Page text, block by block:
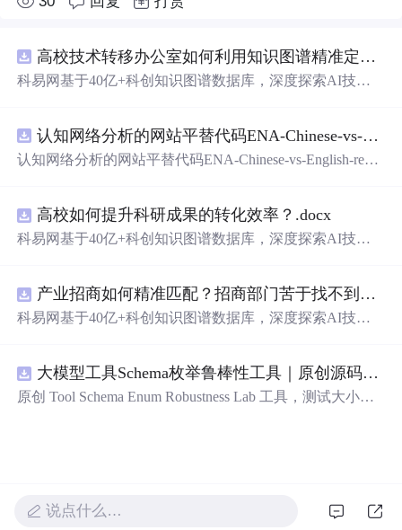
高校技术转移办公室如何利用知识图谱精准定位产业需求与技术适配点？.docx
科易网基于40亿+科创知识图谱数据库，深度探索AI技术
新领域的AI+数智化解决方案，推动科技创新与产业创新
智能化发展。
认知网络分析的网站平替代码ENA-Chinese-vs-English-reproducible.zip
认知网络分析的网站平替代码ENA-Chinese-vs-English-repro
高校如何提升科研成果的转化效率？.docx
科易网基于40亿+科创知识图谱数据库，深度探索AI技术
新领域的AI+数智化解决方案，推动科技创新与产业创新
智能化发展。
产业招商如何精准匹配？招商部门苦于找不到符合产业链补链强链方向的目标企业怎么办？.docx
科易网基于40亿+科创知识图谱数据库，深度探索AI技术
新领域的AI+数智化解决方案，推动科技创新与产业创新
智能化发展。
大模型工具Schema枚举鲁棒性工具｜原创源码+测试+离线报告
原创 Tool Schema Enum Robustness Lab 工具，测试大小
热点产品或开源项目源码、Logo、官方截图、论文、生产
说点什么…